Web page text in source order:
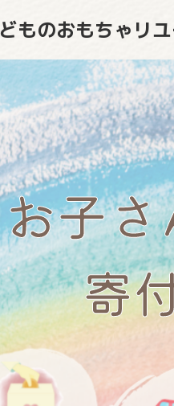
ものおもちゃリ
お子
寄